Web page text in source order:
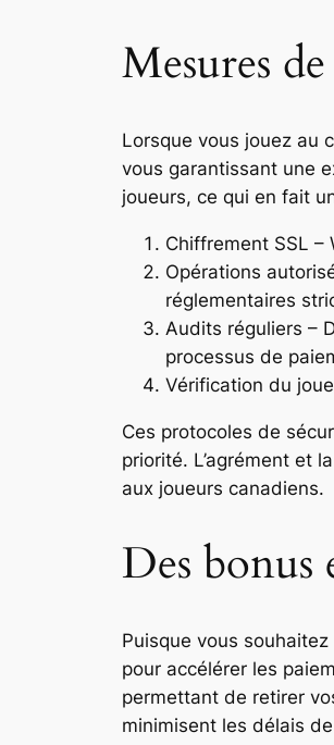
Mesures
Lorsque vous jouez au
vous garantissant une
joueurs, ce qui en fait
Chiffrement SSL
Opérations
réglementaires
Audits réguliers –
processus de
Vérification du
Ces protocoles de
priorité. L’agrément et
aux joueurs canadiens.
Des bonus
Puisque vous
pour accélérer les
permettant de retirer
minimisent les délais